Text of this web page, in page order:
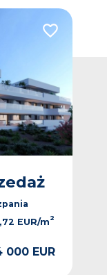
Dodaj do
EUR/m2
000 EUR